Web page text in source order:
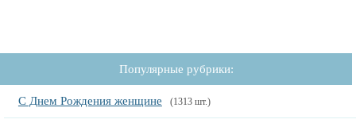
Популярные рубрики:
С Днем Рождения женщине (1313 шт.)